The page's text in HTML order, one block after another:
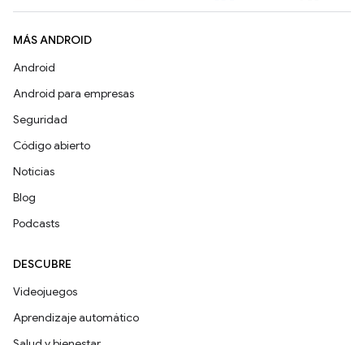
MÁS ANDROID
Android
Android para empresas
Seguridad
Código abierto
Noticias
Blog
Podcasts
DESCUBRE
Videojuegos
Aprendizaje automático